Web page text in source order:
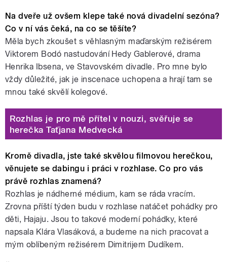
Na dveře už ovšem klepe také nová divadelní sezóna?
Co v ní vás čeká, na co se těšíte?
Měla bych zkoušet s věhlasným maďarským režisérem
Viktorem Bodó nastudování Hedy Gablerové, drama
Henrika Ibsena, ve Stavovském divadle. Pro mne bylo
vždy důležité, jak je inscenace uchopena a hrají tam se
mnou také skvělí kolegové.
Rozhlas je pro mě přítel v nouzi, svěřuje se
herečka Taťjana Medvecká
Kromě divadla, jste také skvělou filmovou herečkou,
věnujete se dabingu i práci v rozhlase. Co pro vás
právě rozhlas znamená?
Rozhlas je nádherné médium, kam se ráda vracím.
Zrovna příští týden budu v rozhlase natáčet pohádky pro
děti, Hajaju. Jsou to takové moderní pohádky, které
napsala Klára Vlasáková, a budeme na nich pracovat a
mým oblíbeným režisérem Dimitrijem Dudíkem.